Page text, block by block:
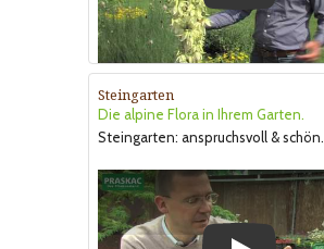
Steingarten
Die alpine Flora in Ihrem Garten.
Steingarten: anspruchsvoll & schön.